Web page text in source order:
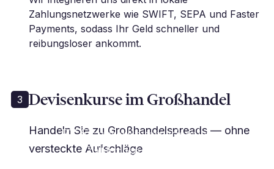
Zahlungsnetzwerke wie SWIFT, SEPA und Faster
Payments, sodass Ihr Geld schneller und
reibungsloser ankommt.
FX für unsere internationalen
Zahlungen... machte
3 Devisenkurse im Großhandel
Handeln Sie zu Großhandelspreads — ohne
versteckte Aufschläge